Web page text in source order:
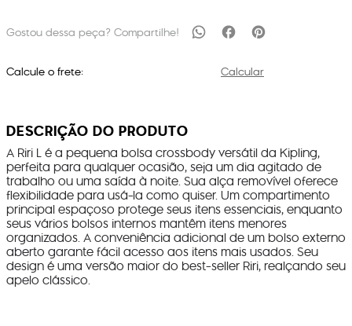
Calcule o frete: Calcular
DESCRIÇÃO DO PRODUTO
A Riri L é a pequena bolsa crossbody versátil da Kipling,
perfeita para qualquer ocasião, seja um dia agitado de
trabalho ou uma saída à noite. Sua alça removível oferece
flexibilidade para usá-la como quiser. Um compartimento
principal espaçoso protege seus itens essenciais, enquanto
seus vários bolsos internos mantêm itens menores
organizados. A conveniência adicional de um bolso externo
aberto garante fácil acesso aos itens mais usados. Seu
design é uma versão maior do best-seller Riri, realçando seu
apelo clássico.